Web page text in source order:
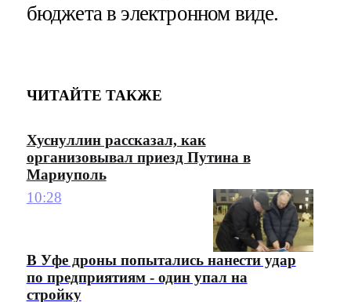
бюджета в электронном виде.
ЧИТАЙТЕ ТАКЖЕ
Хуснуллин рассказал, как
организовывал приезд Путина в
Мариуполь
10:28
В Уфе дроны попытались нанести удар
по предприятиям - один упал на
стройку